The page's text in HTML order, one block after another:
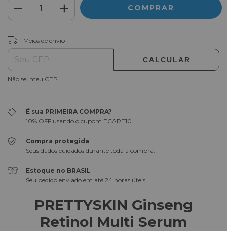
Entregas para o CEP:
Meios de envio
CALCULAR
Não sei meu CEP
É sua PRIMEIRA COMPRA?
10% OFF usando o cupom ECARE10
Compra protegida
Seus dados cuidados durante toda a compra.
Estoque no BRASIL
Seu pedido enviado em até 24 horas úteis.
PRETTYSKIN Ginseng
Retinol Multi Serum